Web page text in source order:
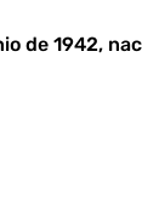
de 1942,